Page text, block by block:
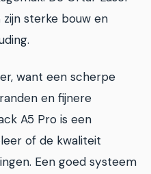
sterke bouw en
want een scherpe
en fijnere
A5 Pro is een
of de kwaliteit
Een goed systeem